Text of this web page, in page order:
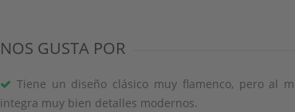
NOS GUSTA POR
Tiene un diseño clásico muy flamenco, pero al
integra muy bien detalles modernos.